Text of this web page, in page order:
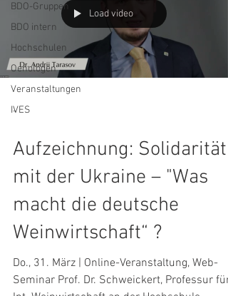
BDO-Gruppen
BDO intern
Hochschulen
Oenologen
Veranstaltungen
IVES
Load video
-
Aufzeichnung: Solidarität
mit der Ukraine – "Was
macht die deutsche
Weinwirtschaft“ ?
Do., 31. März | Online-Veranstaltung, Web-
Seminar Prof. Dr. Schweickert, Professur für